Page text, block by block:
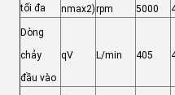
tối đa
nmax2)rpm 5000
Dòng
chảy
đầu vào
qV L/min 405